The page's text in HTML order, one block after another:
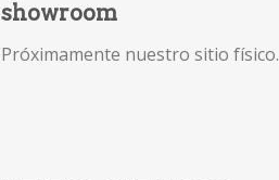
showroom
Próximamente nuestro sitio físico.